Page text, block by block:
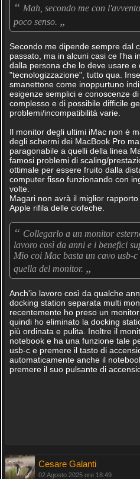
“ Mah, secondo me con
poco senso. „
Secondo me dipende sempre dal
passato, ma in alcuni casi ce l'ha
dalla persona che lo deve usare e
"tecnologizzazione", tutto qua.
smanettone come inoppurtuno
esigenze semplici e conoscenze
complesso e di possibile difficile
problemi/incompatibilità varie.
Il monitor degli ultimi iMac non è
degli schermi dei MacBook Pro
paragonabile a quelli della linea
famosi problemi di scaling/
ottimale per essere fruito dalla
computer fisso funzionando con
volte.
Magari non avrà il miglior
Apple rifila delle ciofeche.
“ Collegarlo a un monitor
lavoro così da anni e i benefici
Mio coi Mac basta un cavo usb-
quella del monitor. „
Anch'io lavoro così da qualche
docking station separata multi
recentemente ho preso un
quindi ho eliminato la docking
più ordinata e pulita. Inoltre il
notebook e ha una funzione tale
usb-c e premere il tasto di
automaticamente anche il
premere il suo pulsante di
Cesare Galanti
02 Agosto 2025 ore 18:49